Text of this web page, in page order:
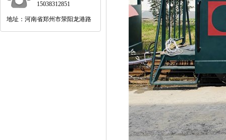
15038312851
地址：河南省郑州市荥阳龙港路